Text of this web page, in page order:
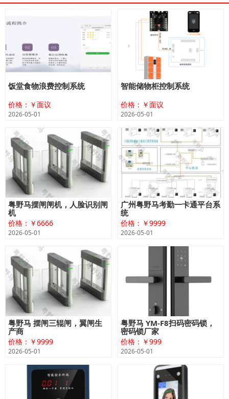
饭堂食物浪费控制系统
价格：￥面议
2026-05-01
智能储物柜控制系统
价格：￥面议
2026-05-01
粤野马摆闸闸机，人脸识别闸
机
价格：￥6666
2026-05-01
广州粤野马考勤一卡通平台系
统
价格：￥9999
2026-05-01
粤野马 摆闸三辊闸，翼闸生
产商
价格：￥9999
2026-05-01
粤野马 YM-F8扫码密码锁，
密码锁厂家
价格：￥999
2026-05-01